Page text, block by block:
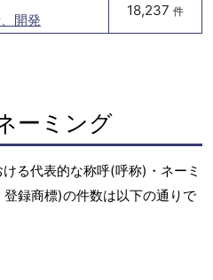
開発
18,237 件
ーミング
る代表的な称呼(呼称)・ネーミ
録商標)の件数は以下の通りで